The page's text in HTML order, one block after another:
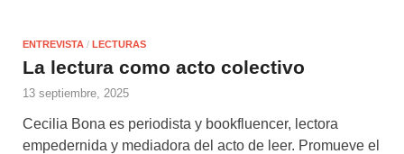
ENTREVISTA / LECTURAS
La lectura como acto colectivo
13 septiembre, 2025
Cecilia Bona es periodista y bookfluencer, lectora
empedernida y mediadora del acto de leer. Promueve el